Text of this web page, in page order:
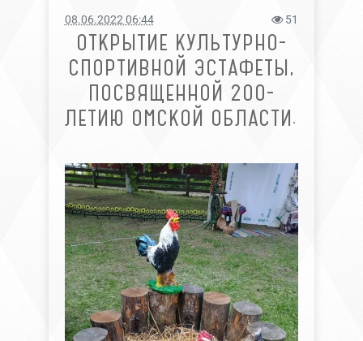
08.06.2022 06:44 51
ОТКРЫТИЕ КУЛЬТУРНО-
СПОРТИВНОЙ ЭСТАФЕТЫ,
ПОСВЯЩЕННОЙ 200-
ЛЕТИЮ ОМСКОЙ ОБЛАСТИ.